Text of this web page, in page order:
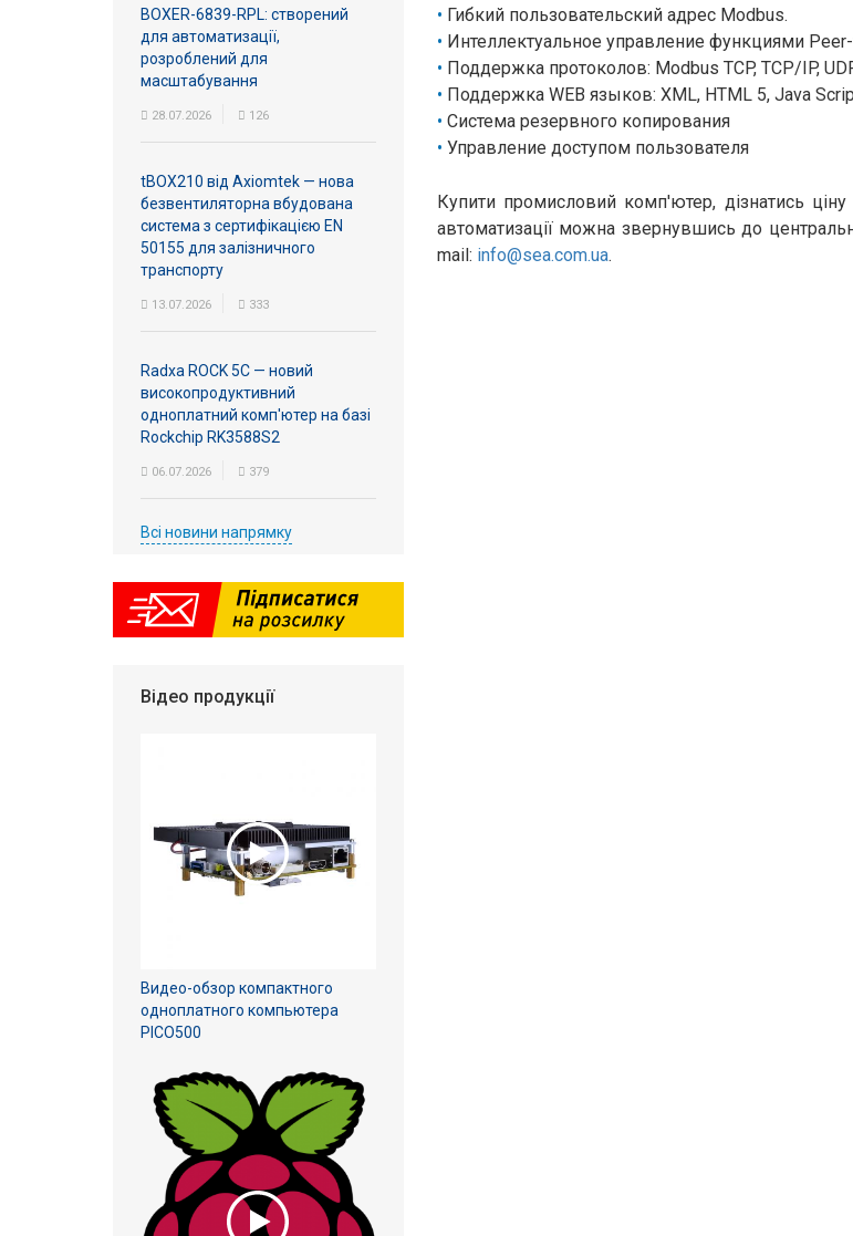
Гибкий пользовательский адрес Modbus.
Интеллектуальное управление функциями
Поддержка протоколов: Modbus TCP, TCP/IP,
Поддержка WEB языков: XML, HTML 5, Java
Система резервного копирования
Управление доступом пользователя
Купити промисловий комп'ютер, дізнатись
автоматизації можна звернувшись до
mail: info@sea.com.ua.
BOXER-6839-RPL: створений
для автоматизації,
розроблений для
масштабування
28.07.2026 126
tBOX210 від Axiomtek — нова
безвентиляторна вбудована
система з сертифікацією EN
50155 для залізничного
транспорту
13.07.2026 333
Radxa ROCK 5C — новий
високопродуктивний
одноплатний комп'ютер на базі
Rockchip RK3588S2
06.07.2026 379
Всі новини напрямку
Відео продукції
Видео-обзор компактного
одноплатного компьютера
PICO500